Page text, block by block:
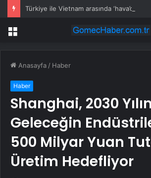
Menü
Anasayfa / Haber
Haber
Shanghai, 2030
Geleceğin
500 Milyar Yuan
Üretim Hedefliyor